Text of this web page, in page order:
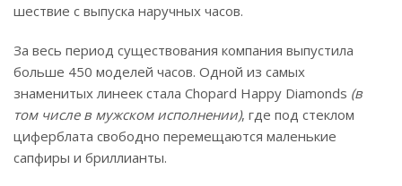
шествие с выпуска наручных часов.
За весь период существования компания выпустила
больше 450 моделей часов. Одной из самых
знаменитых линеек стала Chopard Happy Diamonds (в
том числе в мужском исполнении), где под стеклом
циферблата свободно перемещаются маленькие
сапфиры и бриллианты.